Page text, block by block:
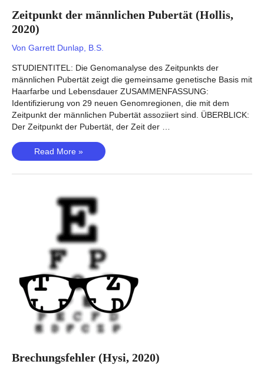
Zeitpunkt der männlichen Pubertät (Hollis,
2020)
Von Garrett Dunlap, B.S.
STUDIENTITEL: Die Genomanalyse des Zeitpunkts der
männlichen Pubertät zeigt die gemeinsame genetische Basis mit
Haarfarbe und Lebensdauer ZUSAMMENFASSUNG:
Identifizierung von 29 neuen Genomregionen, die mit dem
Zeitpunkt der männlichen Pubertät assoziiert sind. ÜBERBLICK:
Der Zeitpunkt der Pubertät, der Zeit der …
Zeitpunkt
der
männlichen
(Hollis,
Read More »
Brechungsfehler (Hysi, 2020)